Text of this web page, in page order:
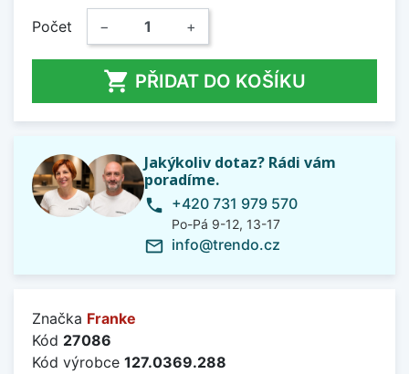
Počet − +
 PŘIDAT DO KOŠÍKU
Jakýkoliv dotaz? Rádi vám
poradíme.
phone +420 731 979 570
Po-Pá 9-12, 13-17
mail_outline info@trendo.cz
Značka Franke
Kód 27086
Kód výrobce 127.0369.288